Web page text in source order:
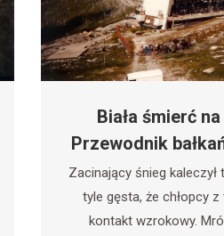
Biała śmierć
Przewodnik
Zacinający śnieg kaleczył
tyle gęsta, że chłopcy
kontakt wzrokowy.